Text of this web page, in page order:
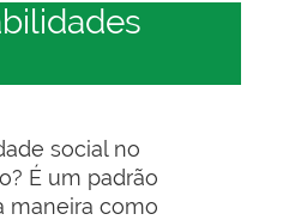
social no
É um padrão
maneira como